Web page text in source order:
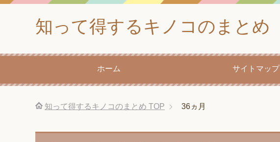
知って得するキノコのまとめ
ホーム サイトマップ
知って得するキノコのまとめ TOP 36ヵ月